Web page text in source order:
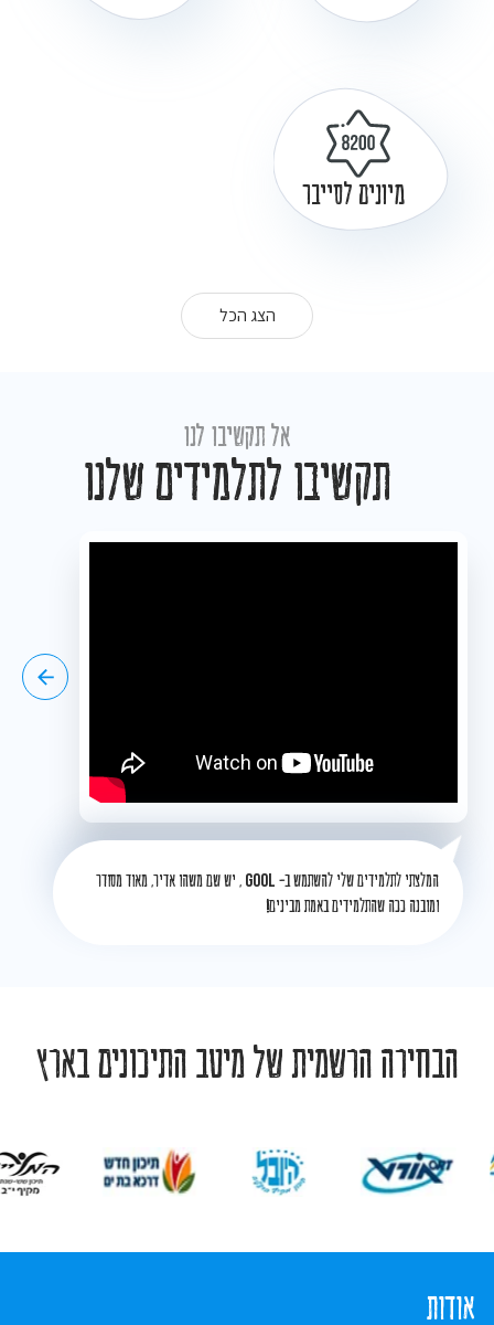
מיונים לסייבר
הצג הכל
אל תקשיבו לנו
תקשיבו לתלמידים שלנו
המלצתי לתלמידים שלי להשתמש ב- GOOL , יש שם משהו אדיר, מאוד מסודר
ומובנה ככה שהתלמידים באמת מבינים!
הבחירה הרשמית של מיטב התיכונים בארץ
אודות